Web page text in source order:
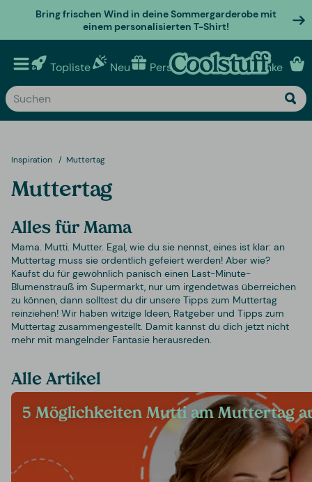
Bring frischen Wind in deine Sommergarderobe mit
einem personalisierten T-Shirt!
Topliste Neu Personalisierte geschenke
Inspiration Muttertag
Muttertag
Alles für Mama
Mama. Mutti. Mutter. Egal, wie du sie nennst, eines ist klar: an
Muttertag muss sie ordentlich gefeiert werden! Aber wie?
Kaufst du für gewöhnlich panisch einen Last-Minute-
Blumenstrauß im Supermarkt, nur um irgendetwas überreichen
zu können, dann solltest du dir unsere Tipps zum Muttertag
reinziehen! Wir haben witzige Ideen, Ratgeber und Tipps zum
Muttertag zusammengestellt. Damit kannst du dich jetzt nicht
mehr mit mangelnder Fantasie herausreden.
Alle Artikel
5 Möglichkeiten Mutti am Muttertag